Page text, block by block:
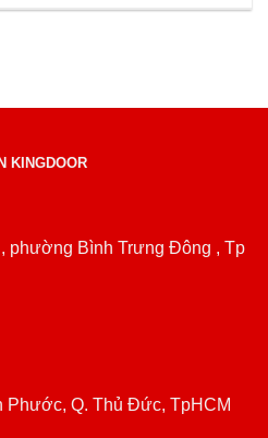
KINGDOOR
phường Bình Trưng Đông , Tp
Phước, Q. Thủ Đức, TpHCM